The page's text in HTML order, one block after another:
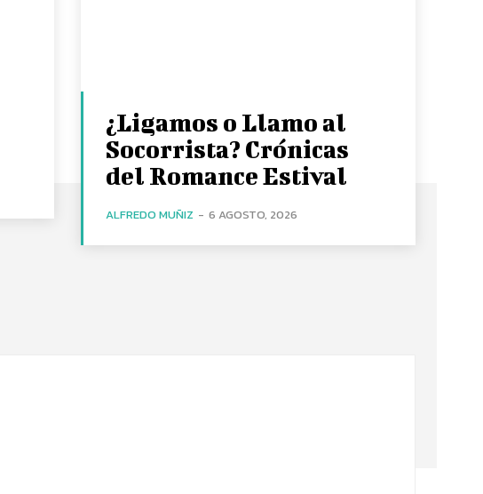
¿Ligamos o Llamo al
Socorrista? Crónicas
del Romance Estival
ALFREDO MUÑIZ - 6 AGOSTO, 2026